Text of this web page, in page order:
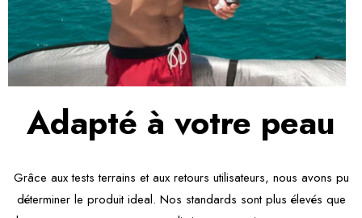
Adapté à votre peau
Grâce aux tests terrains et aux retours utilisateurs, nous avons pu
déterminer le produit ideal. Nos standards sont plus élevés que